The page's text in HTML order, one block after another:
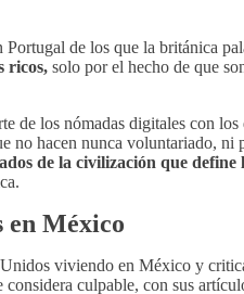
de los que la británica
ricos, solo por el hecho de que
de los nómadas digitales con
no hacen nunca voluntariado,
de la civilización que
en México
viviendo en México y
considera culpable, con sus